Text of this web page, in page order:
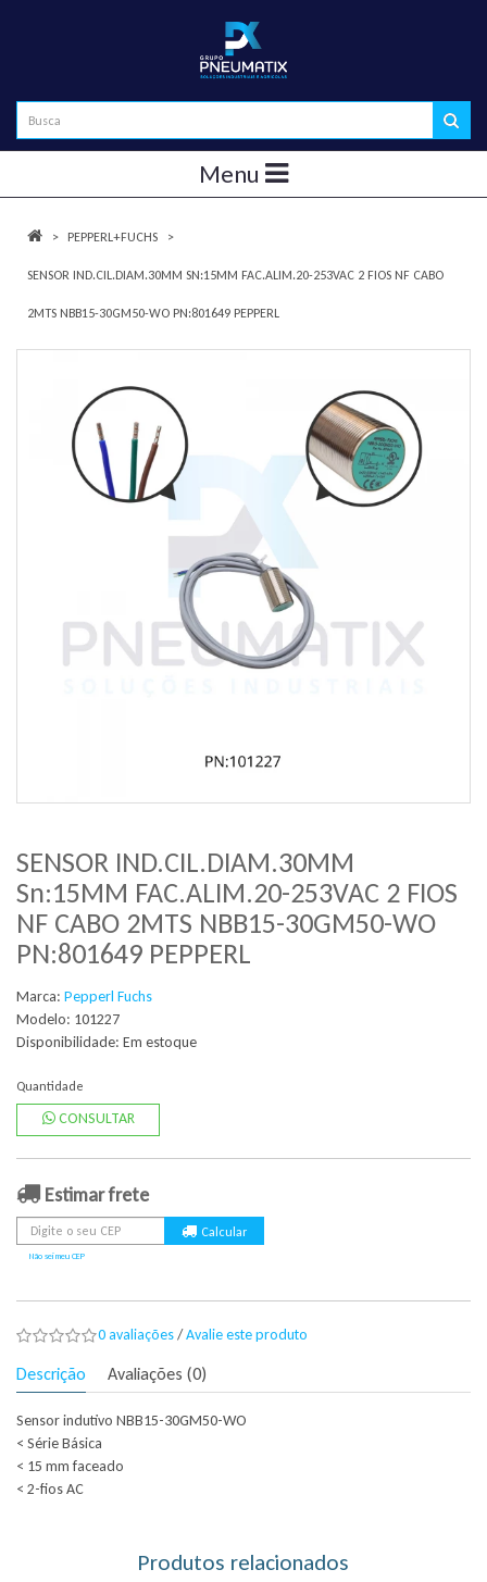
Menu
PEPPERL+FUCHS
SENSOR IND.CIL.DIAM.30MM SN:15MM FAC.ALIM.20-253VAC 2 FIOS NF CABO
2MTS NBB15-30GM50-WO PN:801649 PEPPERL
SENSOR IND.CIL.DIAM.30MM
Sn:15MM FAC.ALIM.20-253VAC 2 FIOS
NF CABO 2MTS NBB15-30GM50-WO
PN:801649 PEPPERL
Marca: Pepperl Fuchs
Modelo: 101227
Disponibilidade: Em estoque
Quantidade
CONSULTAR
Estimar frete
Não sei meu CEP
0 avaliações/Avalie este produto
Descrição Avaliações (0)
Sensor indutivo NBB15-30GM50-WO
< Série Básica
< 15 mm faceado
< 2-fios AC
Produtos relacionados